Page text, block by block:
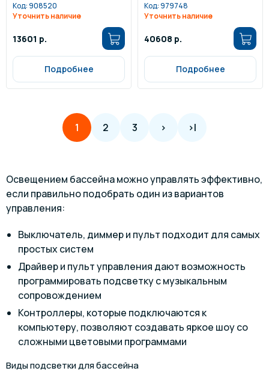
Код:908520
Уточнить наличие
13601 р.
Подробнее
Код:979748
Уточнить наличие
40608 р.
Подробнее
1 2 3 > >|
Освещением бассейна можно управлять эффективно,
если правильно подобрать один из вариантов
управления:
Выключатель, диммер и пульт подходит для самых
простых систем
Драйвер и пульт управления дают возможность
программировать подсветку с музыкальным
сопровождением
Контроллеры, которые подключаются к
компьютеру, позволяют создавать яркое шоу со
сложными цветовыми программами
Виды подсветки для бассейна